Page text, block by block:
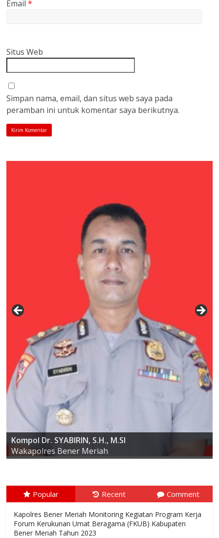
Email*
Situs Web
Simpan nama, email, dan situs web saya pada
peramban ini untuk komentar saya berikutnya.
AKBP ARIS CAI DWI SUSANTO S.I.K., M.I.K
Kapolres Bener Meriah
Kompol Dr. SYABIRIN, S.H., M.SI
Wakapolres Bener Meriah
Popular Recent Comment
Kapolres Bener Meriah Monitoring Kegiatan Program Kerja
Forum Kerukunan Umat Beragama (FKUB) Kabupaten
Bener Meriah Tahun 2023